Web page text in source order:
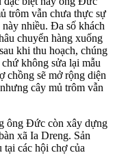
trôm vẫn chưa thực sự
nhiều. Đa số khách
chuyển hàng xuống
khi thu hoạch, chúng
không sửa lại mẫu
chồng sẽ mở rộng diện
cây mủ trôm vẫn
ông Đức còn xây dựng
xã Ia Dreng. Sản
các hội chợ của